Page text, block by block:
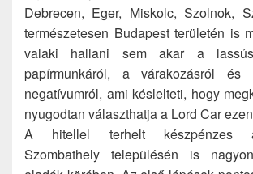
Debrecen, Eger, Miskolc, Szolnok,
természetesen Budapest területén is
valaki hallani sem akar a
papírmunkáról, a várakozásról és
negatívumról, ami késlelteti, hogy
nyugodtan választhatja a Lord Car
A hitellel terhelt készpénzes
Szombathely településén is